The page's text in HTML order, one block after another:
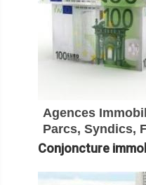
Agences
Parcs, Syndics,
Conjoncture